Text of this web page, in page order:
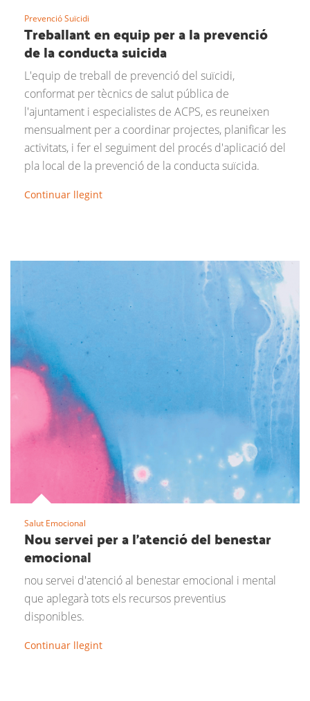
Prevenció Suïcidi
Treballant en equip per a la prevenció
de la conducta suicida
L'equip de treball de prevenció del suïcidi,
conformat per tècnics de salut pública de
l'ajuntament i especialistes de ACPS, es reuneixen
mensualment per a coordinar projectes, planificar les
activitats, i fer el seguiment del procés d'aplicació del
pla local de la prevenció de la conducta suïcida.
Continuar llegint
Salut Emocional
Nou servei per a l'atenció del benestar
emocional
nou servei d'atenció al benestar emocional i mental
que aplegarà tots els recursos preventius
disponibles.
Continuar llegint